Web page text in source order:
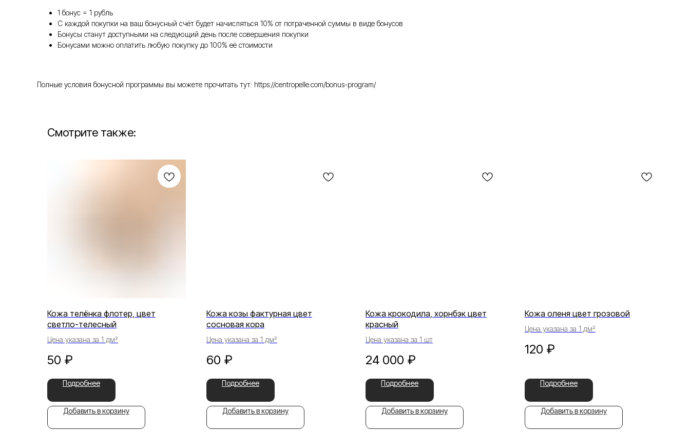
1 бонус = 1 рубль
С каждой покупки на ваш бонусный счёт будет начисляться 10% от потраченной суммы в виде бонусов
Бонусы станут доступными на следующий день после совершения покупки
Бонусами можно оплатить любую покупку до 100% её стоимости
Полные условия бонусной программы вы можете прочитать тут: https://centropelle.com/bonus-program/
Смотрите также:
Кожа телёнка флотер, цвет
светло-телесный
Цена указана за 1 дм²
50 ₽
Подробнее
Добавить в корзину
Кожа козы фактурная цвет
сосновая кора
Цена указана за 1 дм²
60 ₽
Подробнее
Добавить в корзину
Кожа крокодила, хорнбэк цвет
красный
Цена указана за 1 шт
24 000 ₽
Подробнее
Добавить в корзину
Кожа оленя цвет грозовой
Цена указана за 1 дм²
120 ₽
Подробнее
Добавить в корзину